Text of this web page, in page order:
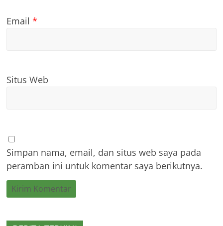
Email*
Situs Web
Simpan nama, email, dan situs web saya pada
peramban ini untuk komentar saya berikutnya.